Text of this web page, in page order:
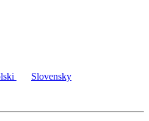
Slovensky